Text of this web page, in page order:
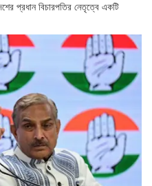
প্রধান বিচারপতির নেতৃত্বে একটি